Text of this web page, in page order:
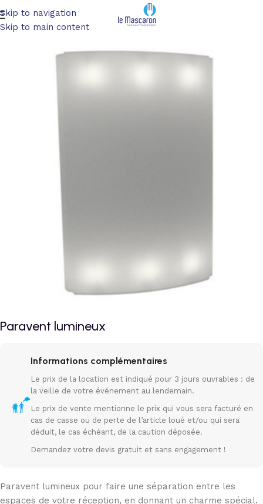
Skip to navigation
Skip to main content
Accueil/Mobilier/Lumineux
Paravent lumineux
Informations complémentaires
Le prix de la location est indiqué pour 3 jours ouvrables : de
la veille de votre événement au lendemain.
Le prix de vente mentionne le prix qui vous sera facturé en
cas de casse ou de perte de l’article loué et/ou qui sera
déduit, le cas échéant, de la caution déposée.
Demandez votre devis gratuit et sans engagement !
Paravent lumineux pour faire une séparation entre les
espaces de votre réception, en donnant un charme spécial.